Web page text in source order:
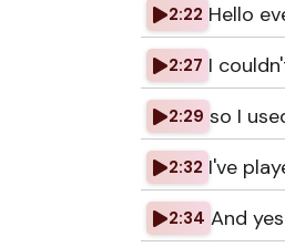
2:22 Hello
2:27 I
2:29 so I
2:32 I've
2:34 And